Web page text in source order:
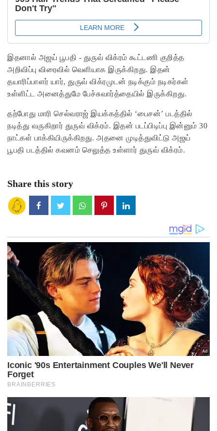
இதனால் அஜய் பூபதி - துருவ் விக்ரம் கூட்டணி குறித்த
அறிவிப்பு விரைவில் வெளியாக இருக்கிறது. இதன்
தயாரிப்பாளர் யார், துருவ் விக்ரமுடன் நடிக்கும் நடிகர்கள்
உள்ளிட்ட அனைத்துமே பேச்சுவார்த்தையில் இருக்கிறது.
தற்போது மாரி செல்வராஜ் இயக்கத்தில் ‘பைசன்’ படத்தில்
நடித்து வருகிறார் துருவ் விக்ரம். இதன் படப்பிடிப்பு இன்னும் 30
நாட்கள் பாக்கியிருக்கிறது. அதனை முடித்துவிட்டு அஜய்
பூபதி படத்தில் கவனம் செலுத்த உள்ளார் துருவ் விக்ரம்.
Share this story